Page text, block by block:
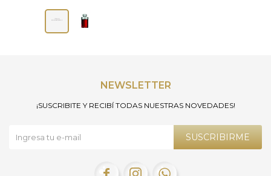
NEWSLETTER
¡SUSCRIBITE Y RECIBÍ TODAS NUESTRAS NOVEDADES!
SUSCRIBIRME
  